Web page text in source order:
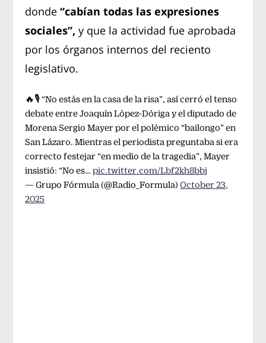
donde“cabían todas las expresiones
sociales”, y que la actividad fue aprobada
por los órganos internos del reciento
legislativo.
🔥🎙️ “No estás en la casa de la risa”, así cerró el tenso
debate entre Joaquín López-Dóriga y el diputado de
Morena Sergio Mayer por el polémico “bailongo” en
San Lázaro. Mientras el periodista preguntaba si era
correcto festejar “en medio de la tragedia”, Mayer
insistió: “No es…pic.twitter.com/Lbf2kh8bbj
— Grupo Fórmula (@Radio_Formula)October 23,
2025